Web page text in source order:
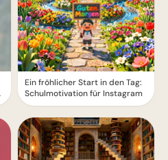
Ein fröhlicher Start in den Tag:
Schulmotivation für Instagram